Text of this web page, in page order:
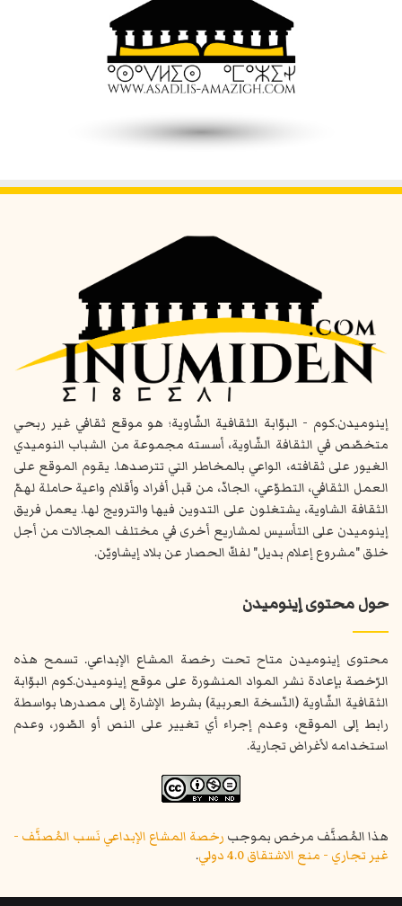
إينوميدن.كوم - البوّابة الثقافية الشّاوية؛ هو موقع ثقافي غير ربحي
متخصّص في الثقافة الشّاوية، أسسته مجموعة من الشباب النوميدي
الغيور على ثقافته، الواعي بالمخاطر التي تترصدها. يقوم الموقع على
العمل الثقافي، التطوّعي، الجادّ، من قبل أفراد وأقلام واعية حاملة لهمّ
الثقافة الشاوية، يشتغلون على التدوين فيها والترويج لها. يعمل فريق
إينوميدن على التأسيس لمشاريع أخرى في مختلف المجالات من أجل
خلق "مشروع إعلام بديل" لفكّ الحصار عن بلاد إيشاويّن.
حول محتوى إينوميدن
محتوى إينوميدن متاح تحت رخصة المشاع الإبداعي. تسمح هذه
الرّخصة بإعادة نشر المواد المنشورة على موقع إينوميدن.كوم البوّابة
الثقافية الشّاوية (النّسخة العربية) بشرط الإشارة إلى مصدرها بواسطة
رابط إلى الموقع، وعدم إجراء أي تغيير على النص أو الصّور، وعدم
استخدامه لأغراض تجارية.
هذا المُصنَّف مرخص بموجب رخصة المشاع الإبداعي نَسب المُصنَّف -
غير تجاري - منع الاشتقاق 4.0 دولي
.